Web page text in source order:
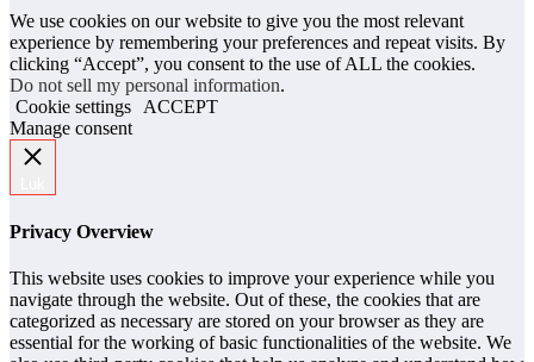
We use cookies on our website to give you the most relevant
experience by remembering your preferences and repeat visits. By
clicking “Accept”, you consent to the use of ALL the cookies.
Do not sell my personal information.
Cookie settings
ACCEPT
Manage consent
Privacy Overview
This website uses cookies to improve your experience while you
navigate through the website. Out of these, the cookies that are
categorized as necessary are stored on your browser as they are
essential for the working of basic functionalities of the website. We